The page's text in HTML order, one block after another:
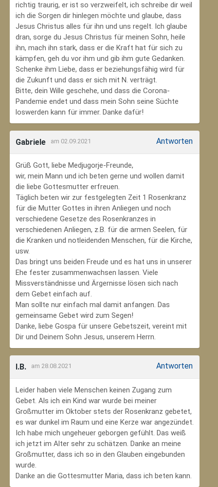
richtig traurig, er ist so verzweifelt, ich schreibe dir weil
ich die Sorgen dir hinlegen möchte und glaube, dass
Jesus Christus alles für ihn und uns regelt. Ich glaube
dran, sorge du Jesus Christus für meinen Sohn‚ heile
ihn, mach ihn stark, dass er die Kraft hat für sich zu
kämpfen, geh du vor ihm und gib ihm gute Gedanken.
Schenke ihm Liebe, dass er beziehungsfähig wird für
die Zukunft und dass er sich mit N. verträgt.
Bitte, dein Wille geschehe, und dass die Corona-
Pandemie endet und dass mein Sohn seine Süchte
loswerden kann für immer. Danke dafür!
Gabriele am 02.09.2021 Antworten
Grüß Gott, liebe Medjugorje-Freunde,
wir, mein Mann und ich beten gerne und wollen damit
die liebe Gottesmutter erfreuen.
Täglich beten wir zur festgelegten Zeit 1 Rosenkranz
für die Mutter Gottes in ihren Anliegen und noch
verschiedene Gesetze des Rosenkranzes in
verschiedenen Anliegen, z.B. für die armen Seelen, für
die Kranken und notleidenden Menschen, für die Kirche,
usw.
Das bringt uns beiden Freude und es hat uns in unserer
Ehe fester zusammenwachsen lassen. Viele
Missverständnisse und Ärgernisse lösen sich nach
dem Gebet einfach auf.
Man sollte nur einfach mal damit anfangen. Das
gemeinsame Gebet wird zum Segen!
Danke, liebe Gospa für unsere Gebetszeit, vereint mit
Dir und Deinem Sohn Jesus, unserem Herrn.
I.B. am 28.08.2021 Antworten
Leider haben viele Menschen keinen Zugang zum
Gebet. Als ich ein Kind war wurde bei meiner
Großmutter im Oktober stets der Rosenkranz gebetet,
es war dunkel im Raum und eine Kerze war angezündet.
Ich habe mich ungeheuer geborgen gefühlt. Das weiß
ich jetzt im Alter sehr zu schätzen. Danke an meine
Großmutter, dass ich so in den Glauben eingebunden
wurde.
Danke an die Gottesmutter Maria, dass ich beten kann.